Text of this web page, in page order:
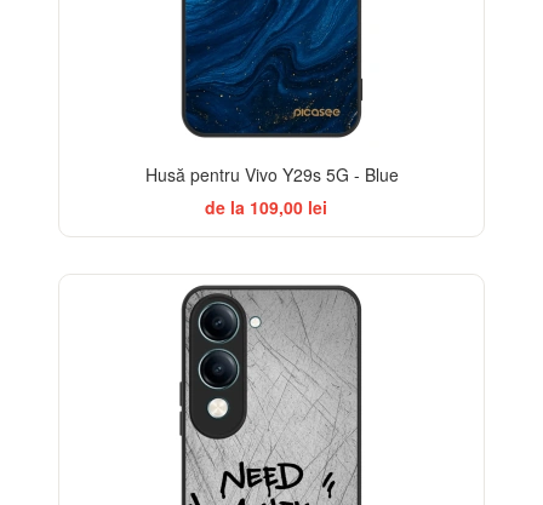
Husă pentru Vivo Y29s 5G - Blue
de la 109,00 lei